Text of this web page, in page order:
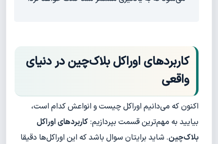
کاربردهای اوراکل بلاک‌چین در دنیای
واقعی
اکنون که می‌دانیم اوراکل چیست و انواعش کدام است،
بیایید به مهم‌ترین قسمت بپردازیم: کاربردهای اوراکل
بلاک‌چین. شاید برایتان سوال باشد که این اوراکل‌ها دقیقا